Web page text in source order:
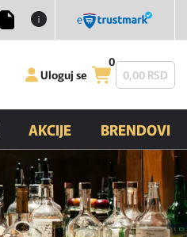
Uloguj se
0
0,00 RSD
AKCIJE BRENDOVI